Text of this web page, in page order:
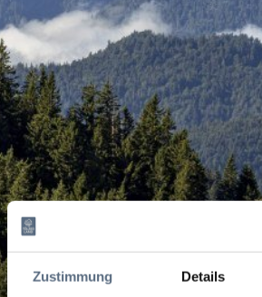
Zustimmung Details